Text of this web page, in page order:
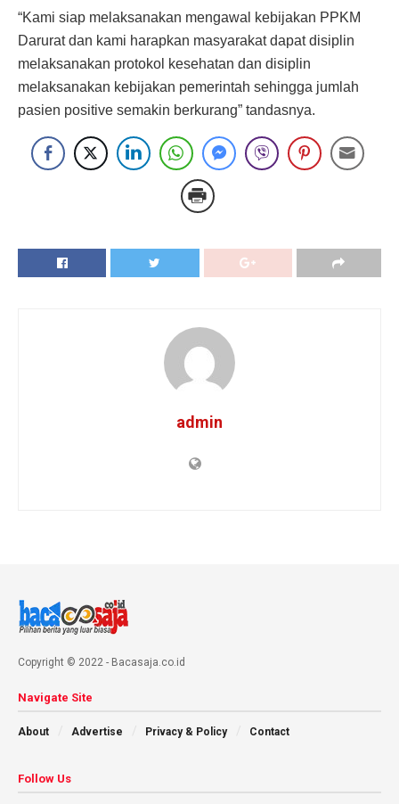
“Kami siap melaksanakan mengawal kebijakan PPKM
Darurat dan kami harapkan masyarakat dapat disiplin
melaksanakan protokol kesehatan dan disiplin
melaksanakan kebijakan pemerintah sehingga jumlah
pasien positive semakin berkurang” tandasnya.
admin
Copyright © 2022 - Bacasaja.co.id
Navigate Site
About Advertise Privacy & Policy Contact
Follow Us